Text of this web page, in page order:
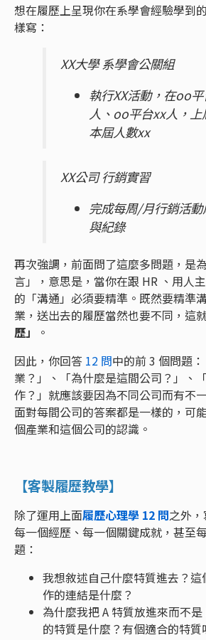
想在履歷上呈現你在系學會經驗學到
樣寫：
XX大學 系學會公關組
執行XX活動，在oo
人、oo平台xx人，
本屆人數xx
XX公司 行銷實習
完成每周/月行銷活
與紀錄
再次強調，前面問了這麼多問題，是
言」，意思是，當你在跟 HR 、用人
的「溝通」必須要精準。既然要精準
業，送出去的履歷當然也要不同，這
歷」
。
因此，你回答 12 問中的前 3 個問題
業？」、「為什麼是這間公司？」、
作？」就應該要因為不同公司而有不
面對每間公司的答案都是一樣的，可
個產業和這個公司的認識。
【客製履歷教學】
除了運用上面履歷心理學 12 問之外
每一個經歷、每一個關鍵成就，甚至
題：
我想敘述自己什麼特質進去？
作的連結是什麼？
為什麼我把 A 特質放進來而不
的特質是什麼？有個適合的特質